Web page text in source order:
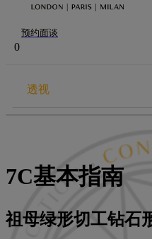
预约面谈
0
透视
7C基本指南
祖母绿形切工钻石